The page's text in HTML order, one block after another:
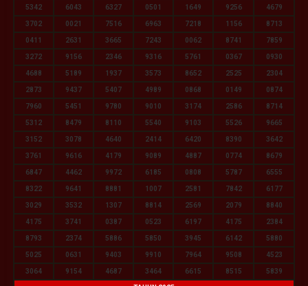
5342 6043 6327 0501 1649 9256 4679
3702 0021 7516 6963 7218 1156 8713
0411 2631 3665 7243 0062 8741 7859
3272 9156 2346 9316 5761 0367 0930
4688 5189 1937 3573 8652 2525 2304
2873 9437 5407 4989 0868 0149 0874
7960 5451 9780 9010 3174 2586 8714
5312 8479 8110 5540 9103 5526 9665
3152 3078 4640 2414 6420 8390 3642
3761 9616 4179 9089 4887 0774 8679
6847 4462 9972 6185 0808 5787 6555
8322 9641 8881 1007 2581 7842 6177
3029 3532 1307 8814 2569 2079 8840
4175 3741 0387 0523 6197 4175 2384
8793 2374 5886 5850 3945 6142 5880
5025 0631 9403 9910 7964 9508 4523
3064 9154 4687 3464 6615 8515 5839